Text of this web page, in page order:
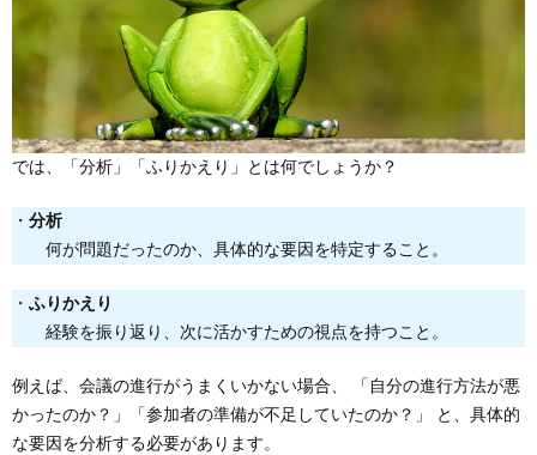
では、「分析」「ふりかえり」とは何でしょうか？
・ 分析
何が問題だったのか、具体的な要因を特定すること。
・ ふりかえり
経験を振り返り、次に活かすための視点を持つこと。
例えば、会議の進行がうまくいかない場合、 「自分の進行方法が悪
かったのか？」「参加者の準備が不足していたのか？」 と、具体的
な要因を分析する必要があります。